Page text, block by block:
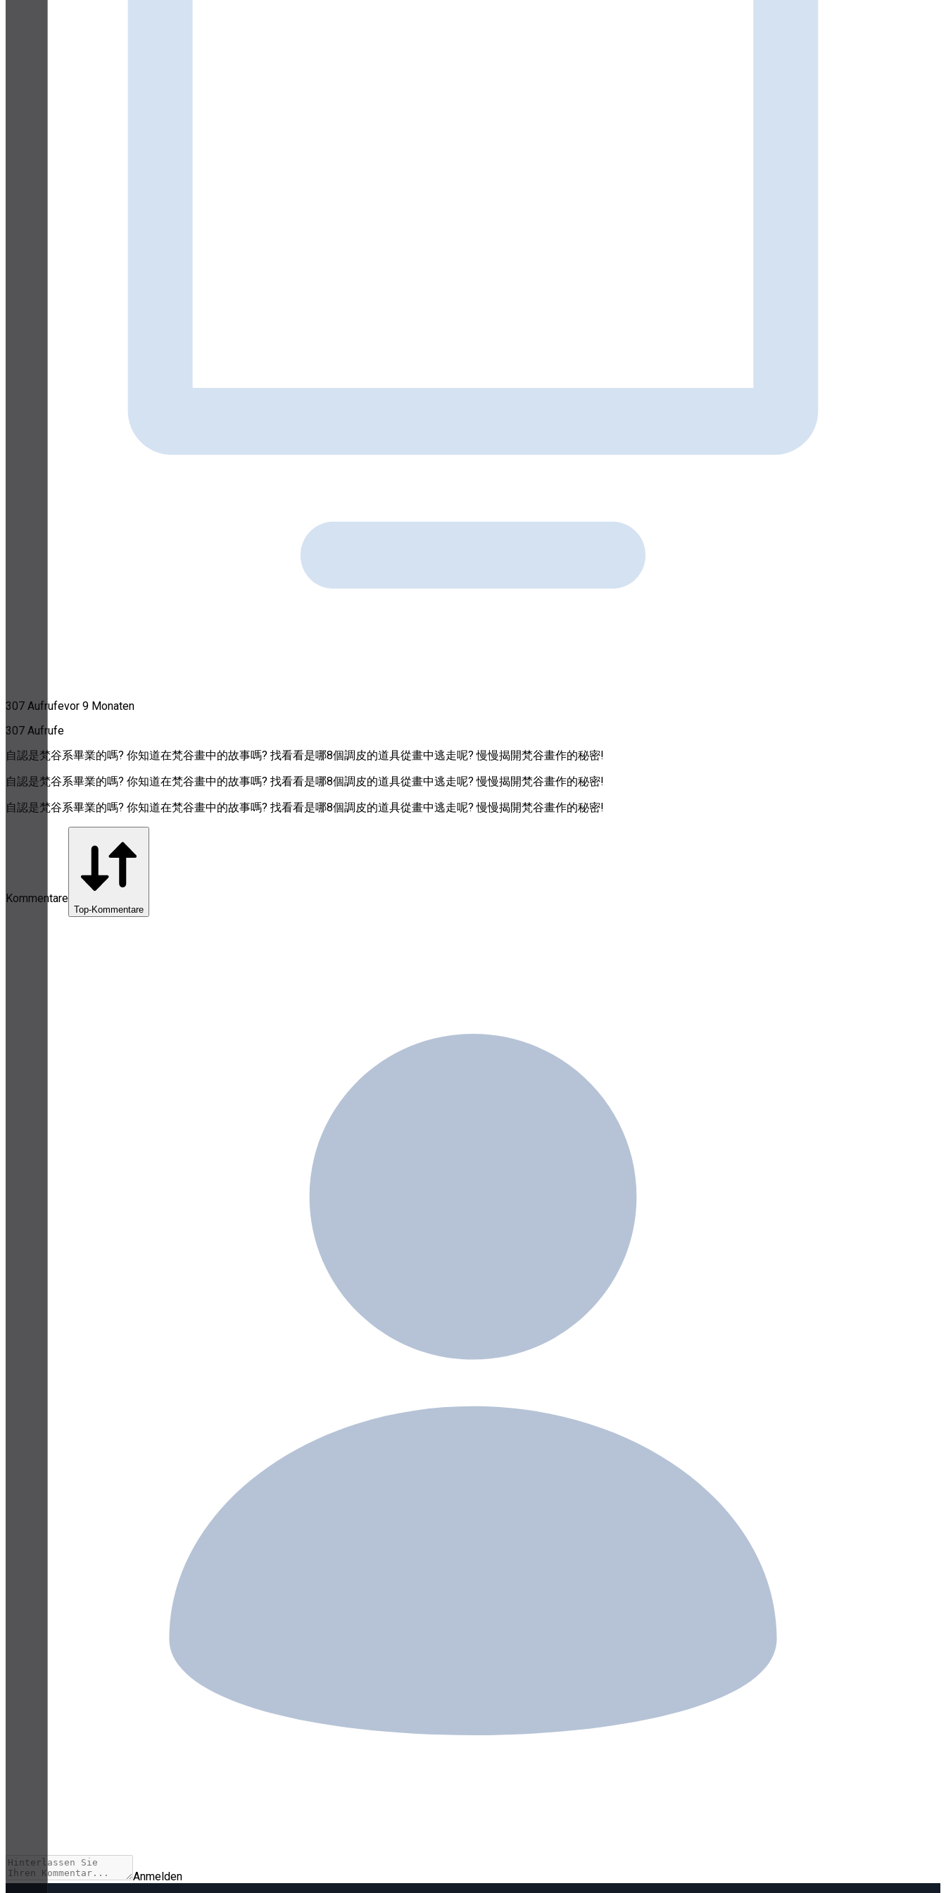
307 Aufrufevor 9 Monaten
307 Aufrufe
自認是梵谷系畢業的嗎? 你知道在梵谷畫中的故事嗎? 找看看是哪8個調皮的道具從畫中逃走呢? 慢慢揭開梵谷畫作的秘密!
自認是梵谷系畢業的嗎? 你知道在梵谷畫中的故事嗎? 找看看是哪8個調皮的道具從畫中逃走呢? 慢慢揭開梵谷畫作的秘密!
自認是梵谷系畢業的嗎? 你知道在梵谷畫中的故事嗎? 找看看是哪8個調皮的道具從畫中逃走呢? 慢慢揭開梵谷畫作的秘密!
Kommentare
Top-Kommentare
Anmelden